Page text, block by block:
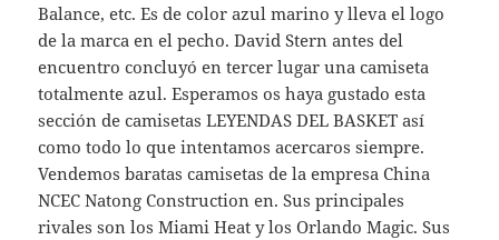
Balance, etc. Es de color azul marino y lleva el logo
de la marca en el pecho. David Stern antes del
encuentro concluyó en tercer lugar una camiseta
totalmente azul. Esperamos os haya gustado esta
sección de camisetas LEYENDAS DEL BASKET así
como todo lo que intentamos acercaros siempre.
Vendemos baratas camisetas de la empresa China
NCEC Natong Construction en. Sus principales
rivales son los Miami Heat y los Orlando Magic. Sus